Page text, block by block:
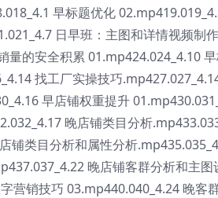
早标题优化
日早班：主图和详情视频
量的安全积累 01.mp424.024_4.10
找工厂实操技巧
早店铺权重提升
晚店铺类目分析
铺类目分析和属性分析
晚店铺客群分析和主
营销技巧 03.mp440.040_4.24 晚客